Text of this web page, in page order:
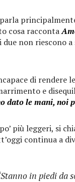
cosa racconta
non riescono
di rendere
e
dato le mani, noi
più leggeri, si
continua a
in piedi da